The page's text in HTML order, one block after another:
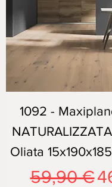
1092 -
Oliata
Prezzo
59,90 €